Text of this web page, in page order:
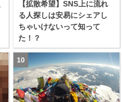
【拡散希望】SNS上に流れ
る人探しは安易にシェアし
ちゃいけないって知って
た！？